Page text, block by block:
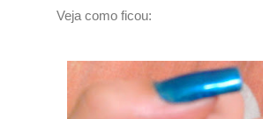
Veja como ficou: